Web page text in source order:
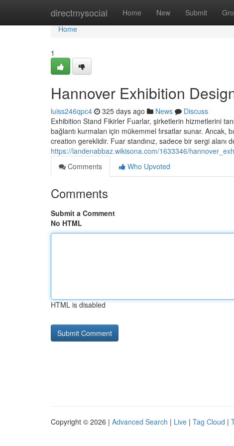
directmysocial Home New Submit
Home
Home
1
Hannover Exhibition
luiss246qpc4 325 days ago News
Discuss
Exhibition Stand Fikirler Fuarlar, şirketlerin hizmetlerini
bağlantı kurmaları için mükemmel fırsatlar sunar.
creation gereklidir. Fuar standınız, sadece bir sergi alanı
https://landenabbaz.wikisona.com/1633346/
Comments
Who Upvoted
Comments
Submit a Comment
No HTML
HTML is disabled
Copyright © 2026 | Advanced Search | Live | Tag Cloud |